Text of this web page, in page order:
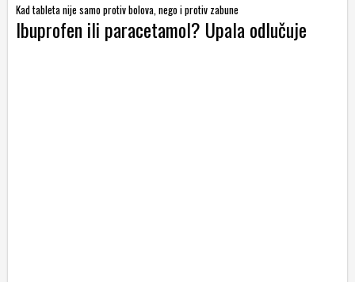
Kad tableta nije samo protiv bolova, nego i protiv zabune
Ibuprofen ili paracetamol? Upala odlučuje